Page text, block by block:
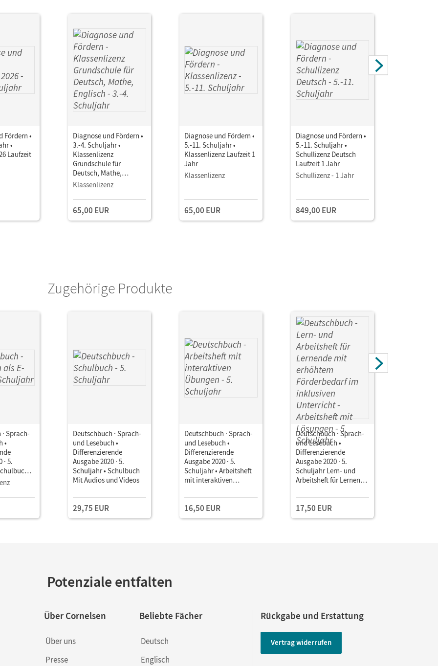
Fördern •
•
Laufzeit
Diagnose und Fördern •
3.-4. Schuljahr •
Klassenlizenz
Grundschule für
Deutsch, Mathe,
Englisch
Klassenlizenz
65,00 EUR
Diagnose und Fördern •
5.-11. Schuljahr •
Klassenlizenz Laufzeit 1
Jahr
Klassenlizenz
65,00 EUR
Diagnose und Fördern •
5.-11. Schuljahr •
Schullizenz Deutsch
Laufzeit 1 Jahr
Schullizenz - 1 Jahr
849,00 EUR
Zugehörige Produkte
Sprach-
•
· 5.
Medien
Deutschbuch · Sprach-
und Lesebuch •
Differenzierende
Ausgabe 2020 · 5.
Schuljahr • Schulbuch
Mit Audios und Videos
29,75 EUR
Deutschbuch · Sprach-
und Lesebuch •
Differenzierende
Ausgabe 2020 · 5.
Schuljahr • Arbeitsheft
mit interaktiven
16,50 EUR
Deutschbuch · Sprach-
und Lesebuch •
Differenzierende
Ausgabe 2020 · 5.
Schuljahr Lern- und
Arbeitsheft für Lernende
Förderbedarf im
inklusiven Unterricht •
Arbeitsheft mit
17,50 EUR
Potenziale entfalten
Über Cornelsen
Über uns
Presse
Beliebte Fächer
Deutsch
Englisch
Rückgabe und Erstattung
Vertrag widerrufen